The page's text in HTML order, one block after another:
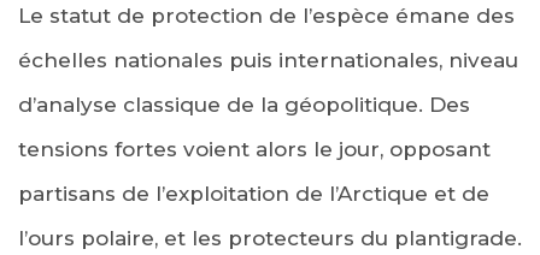
Le statut de protection de l’espèce émane des
échelles nationales puis internationales, niveau
d’analyse classique de la géopolitique. Des
tensions fortes voient alors le jour, opposant
partisans de l’exploitation de l’Arctique et de
l’ours polaire, et les protecteurs du plantigrade.